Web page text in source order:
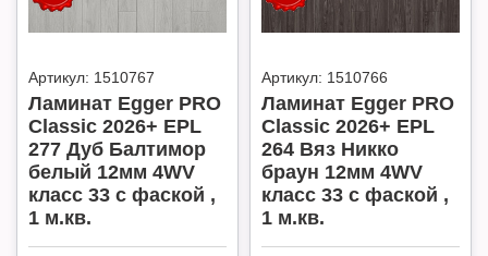
Артикул: 1510767
Ламинат Egger PRO
Classic 2026+ EPL
277 Дуб Балтимор
белый 12мм 4WV
класс 33 с фаской ,
1 м.кв.
Артикул: 1510766
Ламинат Egger PRO
Classic 2026+ EPL
264 Вяз Никко
браун 12мм 4WV
класс 33 с фаской ,
1 м.кв.